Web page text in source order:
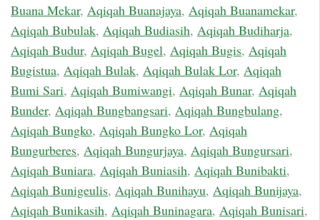
Buana Mekar, Aqiqah Buanajaya, Aqiqah Buanamekar,
Aqiqah Bubulak, Aqiqah Budiasih, Aqiqah Budiharja,
Aqiqah Budur, Aqiqah Bugel, Aqiqah Bugis, Aqiqah
Bugistua, Aqiqah Bulak, Aqiqah Bulak Lor, Aqiqah
Bumi Sari, Aqiqah Bumiwangi, Aqiqah Bunar, Aqiqah
Bunder, Aqiqah Bungbangsari, Aqiqah Bungbulang,
Aqiqah Bungko, Aqiqah Bungko Lor, Aqiqah
Bungurberes, Aqiqah Bungurjaya, Aqiqah Bungursari,
Aqiqah Buniara, Aqiqah Buniasih, Aqiqah Bunibakti,
Aqiqah Bunigeulis, Aqiqah Bunihayu, Aqiqah Bunijaya,
Aqiqah Bunikasih, Aqiqah Buninagara, Aqiqah Bunisari,